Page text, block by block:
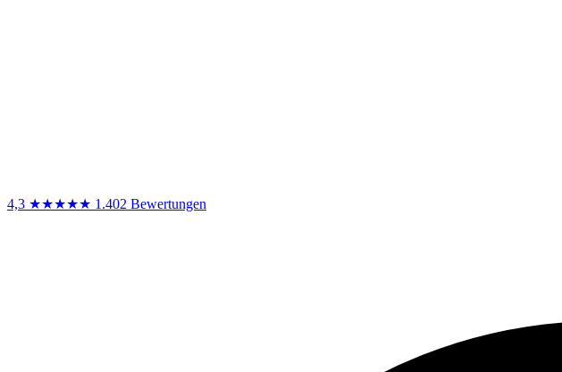
4,3 ★★★★★ 1.402 Bewertungen